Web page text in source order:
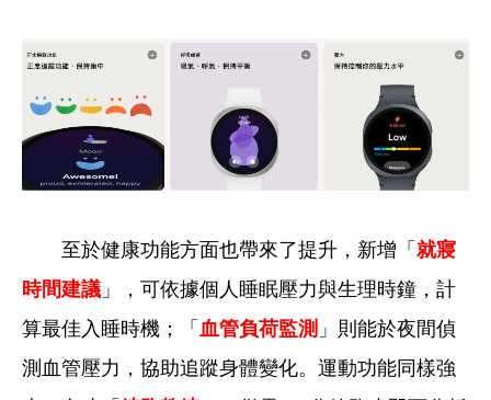
至於健康功能方面也帶來了提升，新增「 就寢
時間建議 」，可依據個人睡眠壓力與生理時鐘，計
算最佳入睡時機；「 血管負荷監測 」則能於夜間偵
測血管壓力，協助追蹤身體變化。運動功能同樣強